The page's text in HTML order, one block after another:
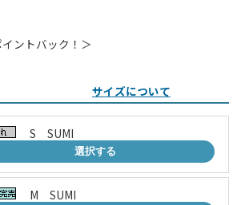
ントバック！＞
サイズについて
S SUMI
選択する
M SUMI